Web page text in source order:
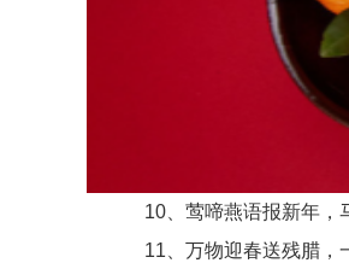
10、莺啼燕语报新年，马
11、万物迎春送残腊，一